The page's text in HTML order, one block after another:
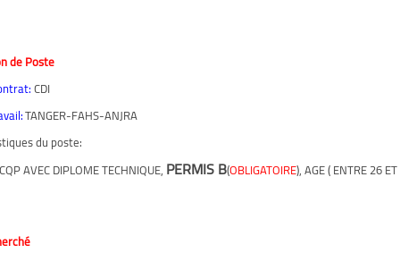
de Poste
CDI
TANGER-FAHS-ANJRA
du poste:
AVEC DIPLOME TECHNIQUE, PERMIS B(OBLIGATOIRE), AGE ( ENTRE 26